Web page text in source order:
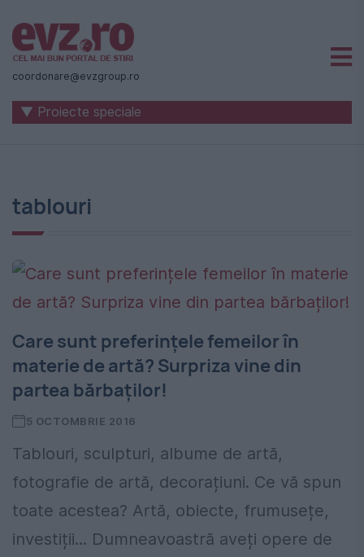
Știri
naționale
internaționale
-
Evenimentul
Zilei
coordonare@evzgroup.ro
▼ Proiecte speciale
tablouri
Care sunt preferințele femeilor în
materie de artă? Surpriza vine din
partea bărbaților!
5 OCTOMBRIE 2016
Tablouri, sculpturi, albume de artă,
fotografie de artă, decorațiuni. Ce vă spun
toate acestea? Artă, obiecte, frumusețe,
investiții... Dumneavoastră aveți opere de